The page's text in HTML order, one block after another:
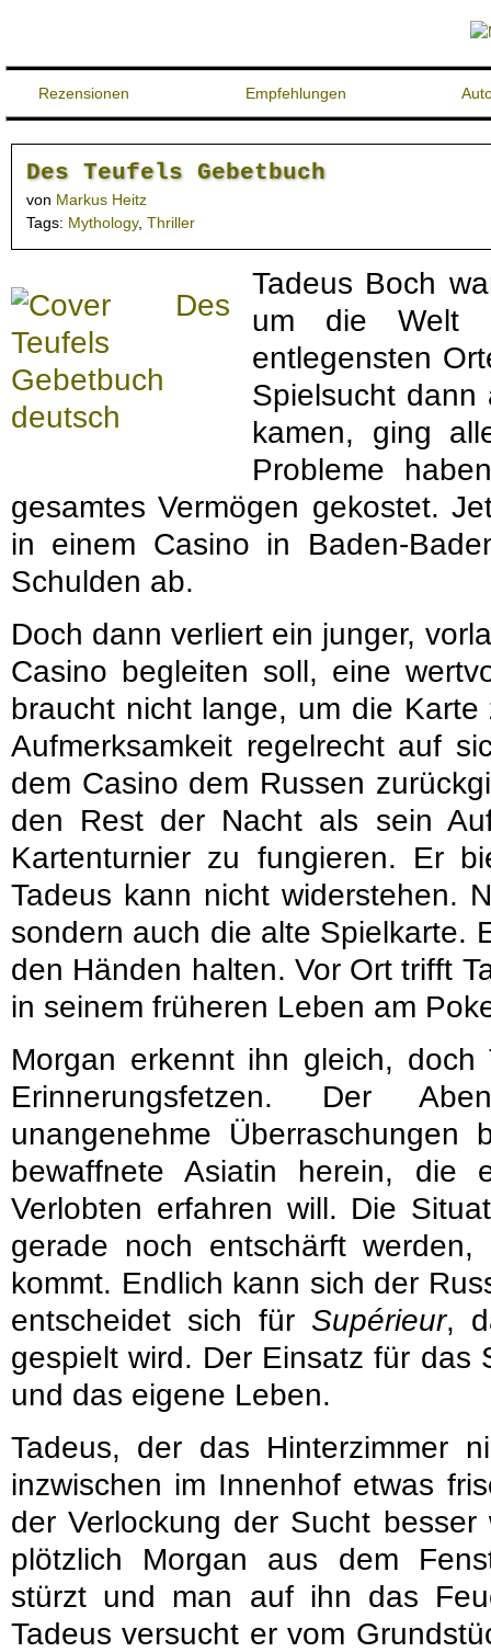
Rezensionen Empfehlungen
Des Teufels Gebetbuch
von Markus Heitz
Tags: Mythology, Thriller
Tadeus Boch
um die Welt
entlegensten
Spielsucht dann
kamen, ging
Probleme
gesamtes Vermögen gekostet.
in einem Casino in Baden-
Schulden ab.
Doch dann verliert ein junger,
Casino begleiten soll, eine
braucht nicht lange, um die
Aufmerksamkeit regelrecht auf
dem Casino dem Russen
den Rest der Nacht als sein
Kartenturnier zu fungieren. Er
Tadeus kann nicht widerstehen.
sondern auch die alte Spielkarte.
den Händen halten. Vor Ort trifft
in seinem früheren Leben am
Morgan erkennt ihn gleich,
Erinnerungsfetzen. Der
unangenehme Überraschungen
bewaffnete Asiatin herein, die
Verlobten erfahren will. Die
gerade noch entschärft
kommt. Endlich kann sich der
entscheidet sich für Supérieur,
gespielt wird. Der Einsatz für das
und das eigene Leben.
Tadeus, der das Hinterzimmer
inzwischen im Innenhof etwas
der Verlockung der Sucht
plötzlich Morgan aus dem
stürzt und man auf ihn das
Tadeus versucht er vom